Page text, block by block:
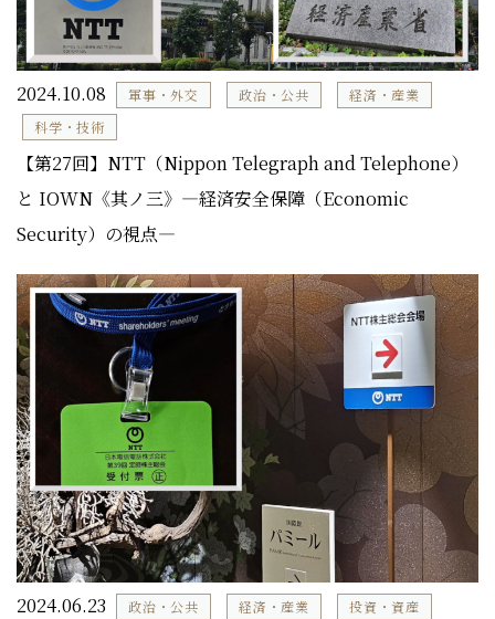
2024.10.08 軍事・外交 政治・公共
経済・産業
科学・技術
【第27回】NTT（Nippon Telegraph and Telephone）
と IOWN《其ノ三》―経済安全保障（Economic
Security）の視点―
2024.06.23 政治・公共 経済・産業
投資・資産